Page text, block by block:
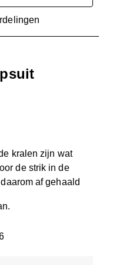
kralen zijn wat
de strik in de
af gehaald